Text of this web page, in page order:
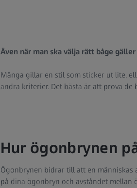
Även när man ska välja rätt båge
Många gillar en stil som sticker ut lite,
andra kriterier. Det bästa är att prova
Hur ögonbrynen
Ögonbrynen bidrar till att en människas
på dina ögonbryn och avståndet mellan